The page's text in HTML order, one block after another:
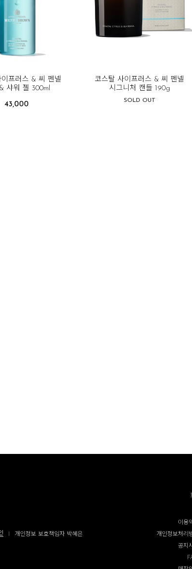
이프러스 & 씨 펜넬
샤워 젤 300ml
43,000
코스탈 사이프러스 & 씨 펜넬
시그니처 캔들 190g
SOLD OUT
개인정보 보호책임자 박혜은
이용
개인정보처리
공지